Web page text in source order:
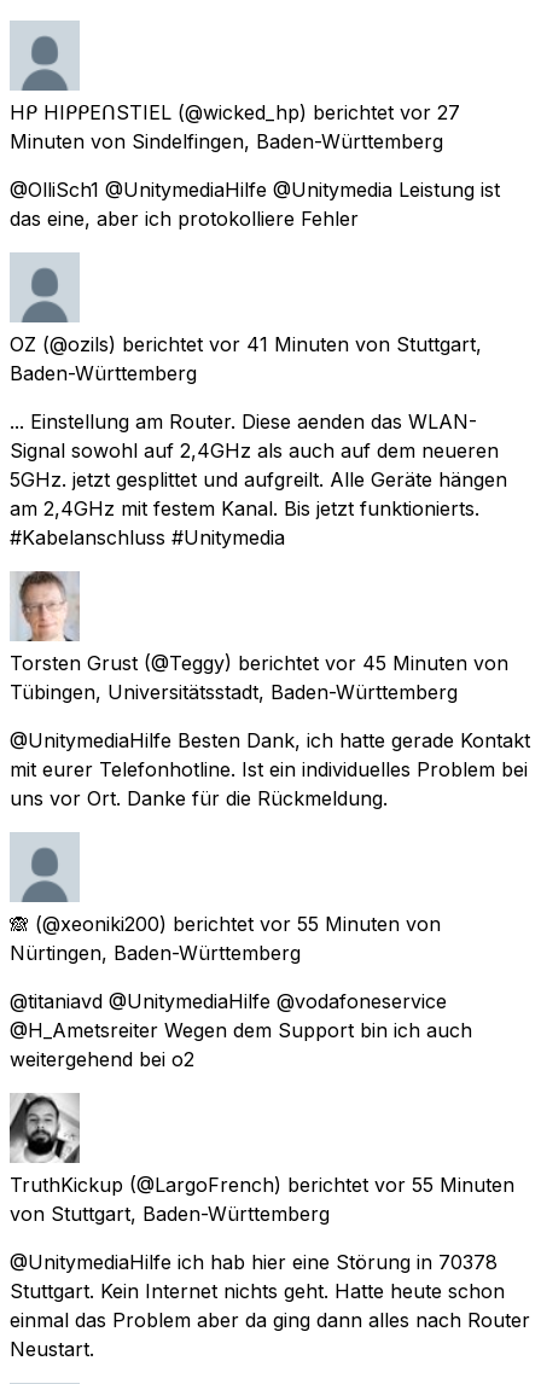
Hᑭ HIᑭᑭEᑎSTIEL (@wicked_hp) berichtet vor 27
Minuten von Sindelfingen, Baden-Württemberg
@OlliSch1 @UnitymediaHilfe @Unitymedia Leistung ist
das eine, aber ich protokolliere Fehler
OZ (@ozils) berichtet vor 41 Minuten von Stuttgart,
Baden-Württemberg
... Einstellung am Router. Diese aenden das WLAN-
Signal sowohl auf 2,4GHz als auch auf dem neueren
5GHz. jetzt gesplittet und aufgreilt. Alle Geräte hängen
am 2,4GHz mit festem Kanal. Bis jetzt funktionierts.
#Kabelanschluss #Unitymedia
Torsten Grust (@Teggy) berichtet vor 45 Minuten von
Tübingen, Universitätsstadt, Baden-Württemberg
@UnitymediaHilfe Besten Dank, ich hatte gerade Kontakt
mit eurer Telefonhotline. Ist ein individuelles Problem bei
uns vor Ort. Danke für die Rückmeldung.
🙈 (@xeoniki200) berichtet vor 55 Minuten von
Nürtingen, Baden-Württemberg
@titaniavd @UnitymediaHilfe @vodafoneservice
@H_Ametsreiter Wegen dem Support bin ich auch
weitergehend bei o2
TruthKickup (@LargoFrench) berichtet vor 55 Minuten
von Stuttgart, Baden-Württemberg
@UnitymediaHilfe ich hab hier eine Störung in 70378
Stuttgart. Kein Internet nichts geht. Hatte heute schon
einmal das Problem aber da ging dann alles nach Router
Neustart.